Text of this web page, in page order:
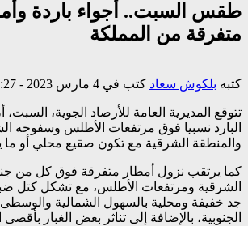
طقس السبت.. أجواء باردة
متفرقة من المملكة
كتبه بلكوش سعاد كتب في 4 مارس 2023 - 8:27 ص
تتوقع المديرية العامة للأرصاد الجوية،
البارد نسبيا فوق مرتفعات الأطلس وسفوحه
والمنطقة الشرقية مع تكون صقيع محلي أو ما
كما يرتقب نزول أمطار متفرقة فوق كل من
الشرقية ومرتفعات الأطلس، مع تشكل كتل
جد خفيفة ومحلية بالسهول الشمالية والوسطى
الجنوبية، بالإضافة إلى تناثر بعض الغبار